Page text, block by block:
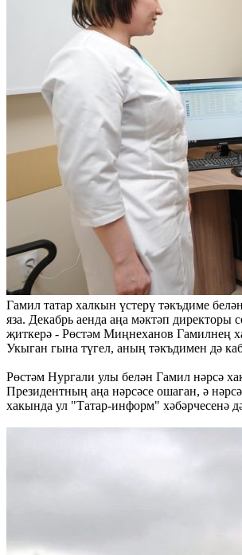
Гамил татар халкын үстерү тәкъдиме
яза. Декабрь аенда аңа мәктәп директоры
җиткерә - Рөстәм Миңнеханов Гамилнең
Укыган гына түгел, аның тәкъдимен дә
Рөстәм Нургали улы белән Гамил нәрсә
Президентның аңа нәрсәсе ошаган, ә
хакында ул "Татар-информ" хәбәрчесенә